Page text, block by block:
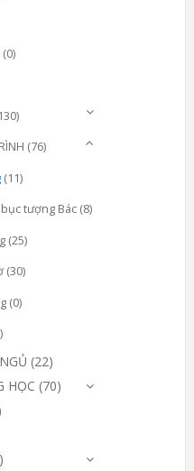
(0)
(76)
(11)
tượng Bác (8)
(25)
(30)
(0)
(22)
HỌC (70)